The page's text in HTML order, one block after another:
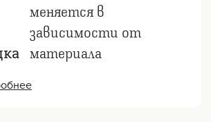
меняется в
зависимости от
материала